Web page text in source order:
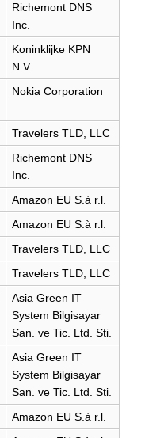
Richemont DNS
Inc.
Koninklijke KPN
N.V.
Nokia Corporation
Travelers TLD, LLC
Richemont DNS
Inc.
Amazon EU S.à r.l.
Amazon EU S.à r.l.
Travelers TLD, LLC
Travelers TLD, LLC
Asia Green IT
System Bilgisayar
San. ve Tic. Ltd. Sti.
Asia Green IT
System Bilgisayar
San. ve Tic. Ltd. Sti.
Amazon EU S.à r.l.